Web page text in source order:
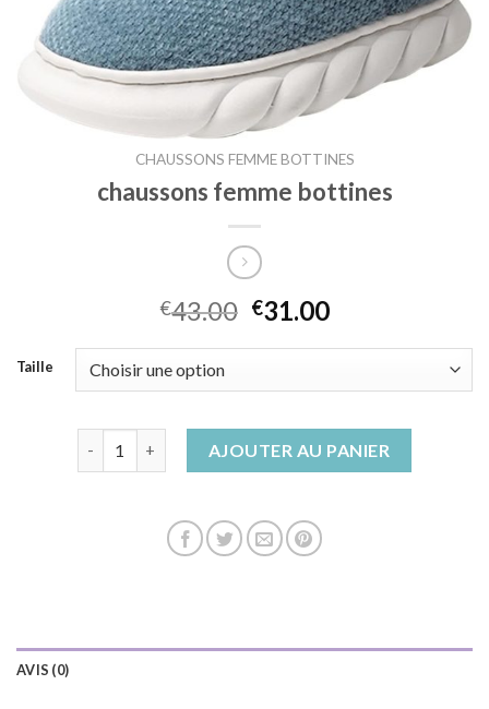
CHAUSSONS FEMME BOTTINES
chaussons femme bottines
€43.00 €31.00
Taille
AJOUTER AU PANIER
AVIS (0)